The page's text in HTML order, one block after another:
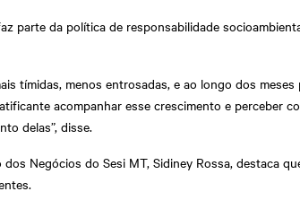
parte da política de responsabilidade
tímidas, menos entrosadas, e ao longo dos
acompanhar esse crescimento e perceber
delas”, disse.
Negócios do Sesi MT, Sidiney Rossa, destaca